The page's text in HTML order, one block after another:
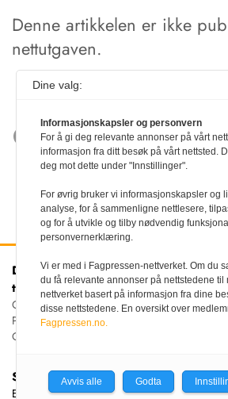
Denne artikkelen er ikke
nettutgaven.
Den norske
tannlegeforenings Tidende
Christiania Torv 5, 0158 Oslo
Postboks 2073 Vika, 0125
OSLO
Tlf:22
E-post:
Sjefredaktør
Ellen Beate Dyvi
Dine valg:
Informasjonskapsler og personvern
For å gi deg relevante annonser på vårt
informasjon fra ditt besøk på vårt nettsted.
deg mot dette under "Innstillinger".
For øvrig bruker vi informasjonskapsler og
analyse, for å sammenligne nettlesere,
og for å utvikle og tilby nødvendig
personvernerklæring.
Vi er med i Fagpressen-nettverket. Om du
du få relevante annonser på nettstedene til
nettverket basert på informasjon fra dine
disse nettstedene. En oversikt over
Fagpressen.no.
Avvis alle Godta